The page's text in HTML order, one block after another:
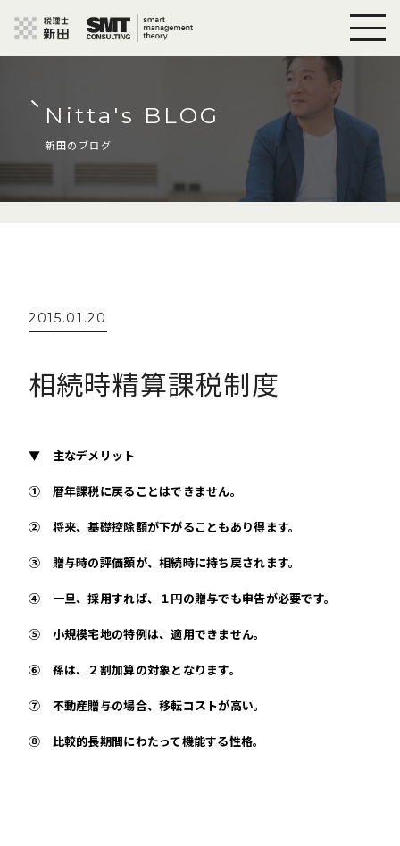
Nitta's BLOG
新田のブログ
2015.01.20
相続時精算課税制度
▼ 主なデメリット
① 暦年課税に戻ることはできません。
② 将来、基礎控除額が下がることもあり得ます。
③ 贈与時の評価額が、相続時に持ち戻されます。
④ 一旦、採用すれば、１円の贈与でも申告が必要です。
⑤ 小規模宅地の特例は、適用できません。
⑥ 孫は、２割加算の対象となります。
⑦ 不動産贈与の場合、移転コストが高い。
⑧ 比較的長期間にわたって機能する性格。